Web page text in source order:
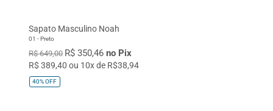
Sapato Masculino Noah
01 - Preto
R$ 649,00 R$ 350,46 no Pix
R$ 389,40 ou 10x de R$38,94
40%OFF